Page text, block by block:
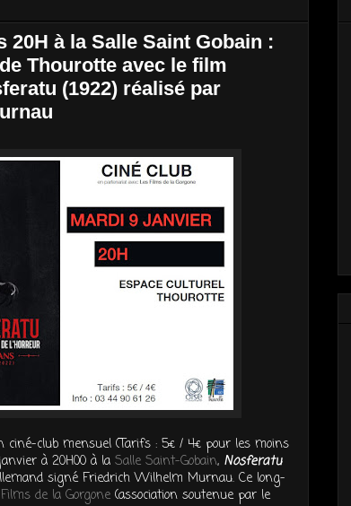
20H à la Salle Saint Gobain :
Thourotte avec le film
(1922) réalisé par
ciné-club mensuel (Tarifs : 5€ / 4€ pour les moins
à 20H00 à la Salle Saint-Gobain, Nosferatu
signé Friedrich Wilhelm Murnau. Ce long-
de la Gorgone (association soutenue par le